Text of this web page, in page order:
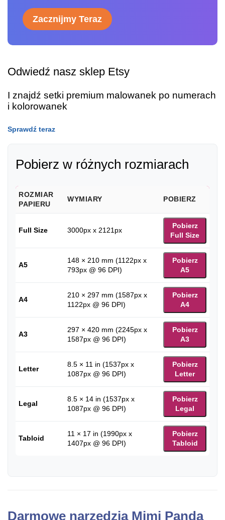
Zacznijmy Teraz
Odwiedź nasz sklep Etsy
I znajdź setki premium malowanek po numerach
i kolorowanek
Sprawdź teraz
Pobierz w różnych rozmiarach
ROZMIAR
PAPIERU
WYMIARY POBIERZ
Full Size 3000px x 2121px
Pobierz
Full Size
A5
148 × 210 mm (1122px x
793px @ 96 DPI)
Pobierz
A5
A4
210 × 297 mm (1587px x
1122px @ 96 DPI)
Pobierz
A4
A3
297 × 420 mm (2245px x
1587px @ 96 DPI)
Pobierz
A3
Letter
8.5 × 11 in (1537px x
1087px @ 96 DPI)
Pobierz
Letter
Legal
8.5 × 14 in (1537px x
1087px @ 96 DPI)
Pobierz
Legal
Tabloid
11 × 17 in (1990px x
1407px @ 96 DPI)
Pobierz
Tabloid
Darmowe narzędzia Mimi Panda